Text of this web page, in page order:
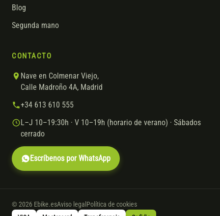
Blog
Segunda mano
CONTACTO
Nave en Colmenar Viejo,
Calle Madroño 4A, Madrid
+34 613 610 555
L–J 10–19:30h · V 10–19h (horario de verano) · Sábados
cerrado
Escríbenos por WhatsApp
© 2026 Ebike.esAviso legal Política de cookies